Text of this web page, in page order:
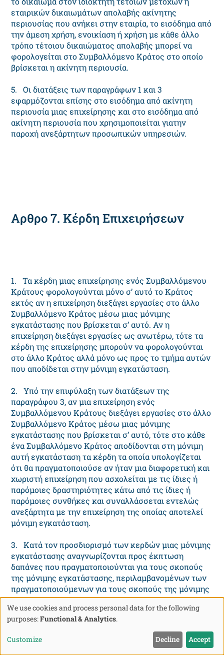
εταιρικών δικαιωμάτων απολαβής ακίνητης
περιουσίας που ανήκει στην εταιρία, το εισόδημα από
την άμεση χρήση, ενοικίαση ή χρήση με κάθε άλλο
τρόπο τέτοιου δικαιώματος απολαβής μπορεί να
φορολογείται στο Συμβαλλόμενο Κράτος στο οποίο
βρίσκεται η ακίνητη περιουσία.
5. Οι διατάξεις των παραγράφων 1 και 3
εφαρμόζονται επίσης στο εισόδημα από ακίνητη
περιουσία μιας επιχείρησης και στο εισόδημα από
ακίνητη περιουσία που χρησιμοποιείται γιατην
παροχή ανεξάρτητων προσωπικών υπηρεσιών.
Αρθρο 7. Κέρδη Επιχειρήσεων
1. Τα κέρδη μιας επιχείρησης ενός Συμβαλλόμενου
Κράτους φορολογούνται μόνο σ’ αυτό το Κράτος
εκτός αν η επιχείρηση διεξάγει εργασίες στο άλλο
Συμβαλλόμενο Κράτος μέσω μιας μόνιμης
εγκατάστασης που βρίσκεται σ’ αυτό. Αν η
επιχείρηση διεξάγει εργασίες ως ανωτέρω, τότε τα
κέρδη της επιχείρησης μπορούν να φορολογούνται
στο άλλο Κράτος αλλά μόνο ως προς το τμήμα αυτών
που αποδίδεται στην μόνιμη εγκατάσταση.
2. Υπό την επιφύλαξη των διατάξεων της
παραγράφου 3, αν μια επιχείρηση ενός
Συμβαλλόμενου Κράτους διεξάγει εργασίες στο άλλο
Συμβαλλόμενο Κράτος μέσω μιας μόνιμης
εγκατάστασης που βρίσκεται σ’ αυτό, τότε στο κάθε
ένα Συμβαλλόμενο Κράτος αποδίδονται στη μόνιμη
αυτή εγκατάσταση τα κέρδη τα οποία υπολογίζεται
ότι θα πραγματοποιούσε αν ήταν μια διαφορετική και
χωριστή επιχείρηση που ασχολείται με τις ίδιες ή
παρόμοιες δραστηριότητες κάτω από τις ίδιες ή
παρόμοιες συνθήκες και συναλλάσσεται εντελώς
ανεξάρτητα με την επιχείρηση της οποίας αποτελεί
μόνιμη εγκατάσταση.
3. Κατά τον προσδιορισμό των κερδών μιας μόνιμης
εγκατάστασης αναγνωρίζονται προς έκπτωση
δαπάνες που πραγματοποιούνται για τους σκοπούς
της μόνιμης εγκατάστασης, περιλαμβανομένων των
πραγματοποιούμενων για τους σκοπούς της μόνιμης
εγκατάστασης διαχειριστικών και γενικών
διοικητικών εξόδων, είτε στο Κράτος που βρίσκεται
η μόνιμη εγκατάσταση είτε αλλού.
Use
of
personal
We use cookies and process personal data for the following
purposes:Functional & Analytics.
Customize Decline Accept